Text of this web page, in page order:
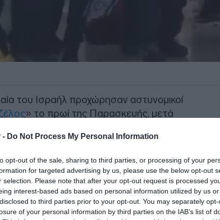
- Do Not Process My Personal Information
opt-out of the sale, sharing to third parties, or processing of your
for targeted advertising by us, please use the below opt-out
selection. Please note that after your opt-out request is processed
interest-based ads based on personal information utilized by us
to third parties prior to your opt-out. You may separately
of your personal information by third parties on the IAB’s list of
του Ισραήλ προχώρησαν αστυνομικοί
» το πρωί της Παρασκευής, μετά
τις αστυνομικές δυνάμεις του